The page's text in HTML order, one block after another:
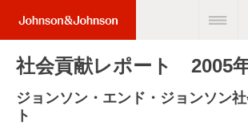
(JNJ
Logo)
社会貢献レポート 2005
ジョンソン・エンド・ジョンソン
ト